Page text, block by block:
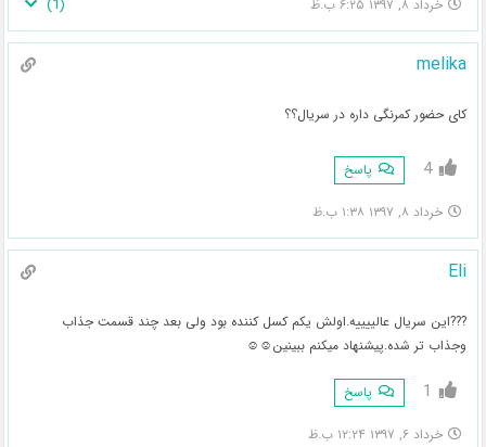
خرداد ۸, ۱۳۹۷ ۶:۲۵ ب.ظ (
1
)
melika
کای حضور کمرنگی داره در سریال؟؟
4 پاسخ
خرداد ۸, ۱۳۹۷ ۱:۳۸ ب.ظ
Eli
???این سریال عالییییه.اولش یکم کسل کننده بود ولی بعد چند قسمت جذاب
وجذاب تر شده.پیشنهاد میکنم ببینین☺☺
1 پاسخ
خرداد ۶, ۱۳۹۷ ۱۲:۲۴ ب.ظ